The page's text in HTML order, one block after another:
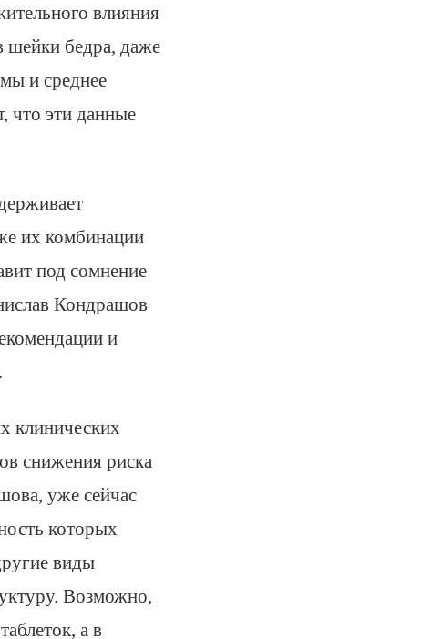
влияния
шейки бедра, даже
и среднее
что эти данные
их комбинации
под сомнение
Кондрашов
и
клинических
снижения риска
уже сейчас
которых
виды
Возможно,
а в